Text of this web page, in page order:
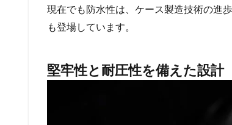
現在でも防水性は、ケース製造技術の進
も登場しています。
堅牢性と耐圧性を備えた設計